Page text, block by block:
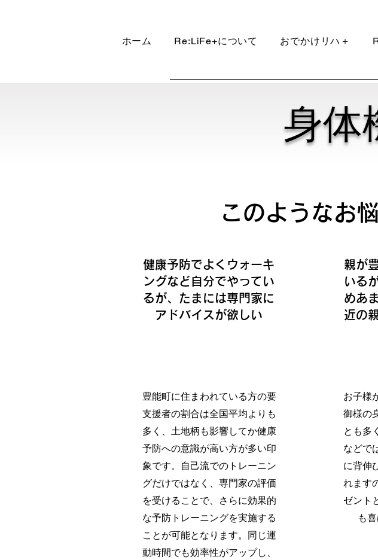
ホーム Re:LiFe+について おでかけリハ＋
身体
このようなお
​健康予防でよくウォーキ
ングなど自分でやってい
るが、たまには専門家に
アドバイスが欲しい
​豊能町に住まわれている方の要
支援者の割合は全国平均よりも
多く、土地柄も影響してか健康
予防への意識が高い方が多い印
象です。自己流でのトレーニン
グだけではなく、専門家の評価
を受けることで、さらに効果的
な予防トレーニングを実施する
ことが可能となります。同じ運
動時間でも効率性がアップし、
親が
いる
めあ
近の
お子様
御様の
とも多
などで
に背伸
れます
ゼント
も